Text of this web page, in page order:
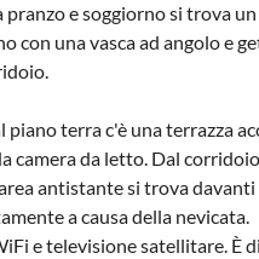
pranzo e soggiorno si trova
con una vasca ad angolo e
terra c'è una terrazza
camera da letto. Dal
antistante si trova davanti
a causa della nevicata.
e televisione satellitare. È